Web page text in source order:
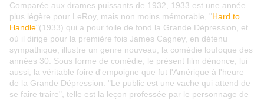
Comparée aux drames puissants de 1932, 1933 est une année
plus légère pour LeRoy, mais non moins mémorable, "Hard to
Handle"(1933) qui a pour toile de fond la Grande Dépression, et
où il dirige pour la première fois James Cagney, en détenu
sympathique, illustre un genre nouveau, la comédie loufoque des
années 30. Sous forme de comédie, le présent film dénonce, lui
aussi, la véritable foire d'empoigne que fut l'Amérique à l'heure
de la Grande Dépression. "Le public est une vache qui attend de
se faire traire", telle est la leçon professée par le personnage de